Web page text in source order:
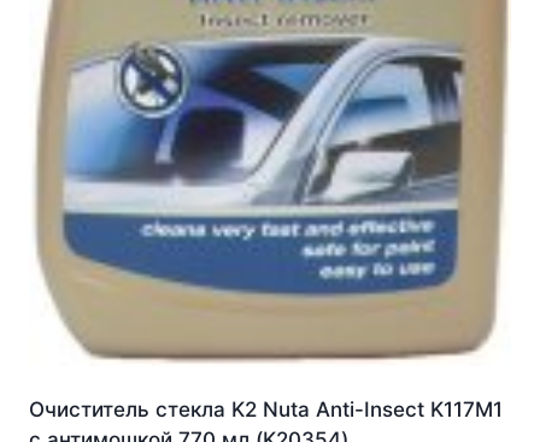
Очиститель стекла K2 Nuta Anti-Insect K117M1